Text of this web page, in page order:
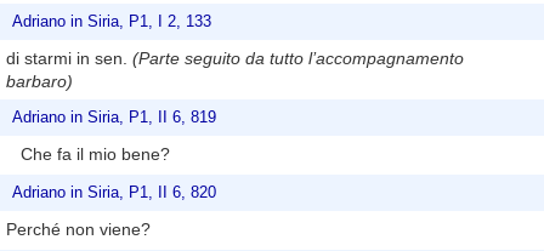
Adriano in Siria, P1, I 2, 133
di starmi in sen. (Parte seguito da tutto l’accompagnamento
barbaro)
Adriano in Siria, P1, II 6, 819
Che fa il mio bene?
Adriano in Siria, P1, II 6, 820
Perché non viene?